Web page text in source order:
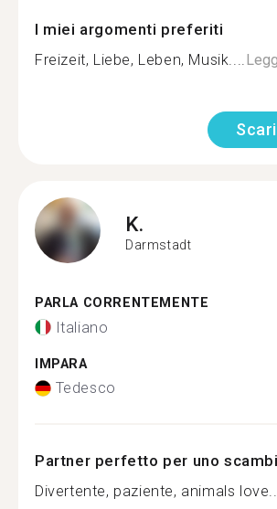
I miei argomenti preferiti
Freizeit, Liebe, Leben, Musik....
K.
Darmstadt
PARLA CORRENTEMENTE
Italiano
IMPARA
Tedesco
Partner perfetto per uno
Divertente, paziente, animals